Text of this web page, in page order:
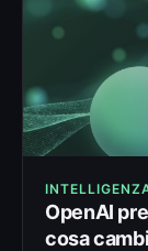
OpenAI
cosa